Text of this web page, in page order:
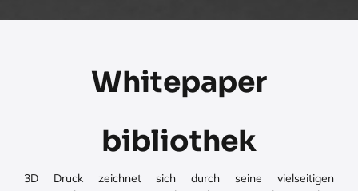
Whitepaper
bibliothek
3D Druck zeichnet sich durch seine vielseitigen